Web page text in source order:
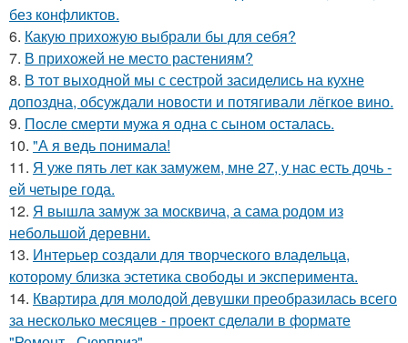
без конфликтов.
6. Какую прихожую выбрали бы для себя?
7. В прихожей не место растениям?
8. В тот выходной мы с сестрой засиделись на кухне
допоздна, обсуждали новости и потягивали лёгкое вино.
9. После смерти мужа я одна с сыном осталась.
10. "А я ведь понимала!
11. Я уже пять лет как замужем, мне 27, у нас есть дочь -
ей четыре года.
12. Я вышла замуж за москвича, а сама родом из
небольшой деревни.
13. Интерьер создали для творческого владельца,
которому близка эстетика свободы и эксперимента.
14. Квартира для молодой девушки преобразилась всего
за несколько месяцев - проект сделали в формате